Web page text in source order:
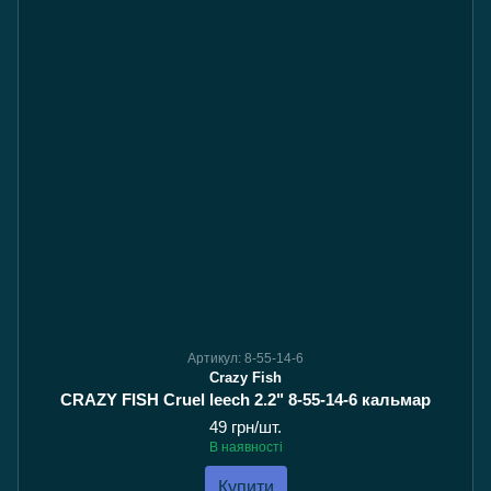
Артикул: 8-55-14-6
Crazy Fish
CRAZY FISH Cruel leech 2.2" 8-55-14-6 кальмар
49 грн/шт.
В наявності
Купити